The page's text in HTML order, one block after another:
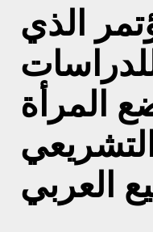
الذي
المرأة